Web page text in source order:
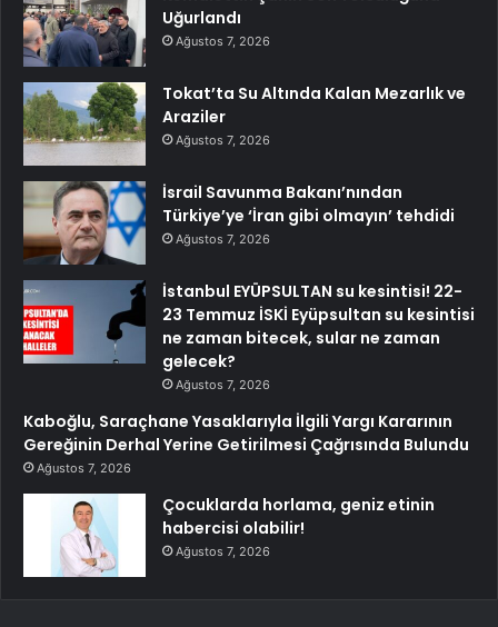
Uğurlandı
Ağustos 7, 2026
Tokat’ta Su Altında Kalan Mezarlık ve
Araziler
Ağustos 7, 2026
İsrail Savunma Bakanı’nından
Türkiye’ye ‘İran gibi olmayın’ tehdidi
Ağustos 7, 2026
İstanbul EYÜPSULTAN su kesintisi! 22-
23 Temmuz İSKİ Eyüpsultan su kesintisi
ne zaman bitecek, sular ne zaman
gelecek?
Ağustos 7, 2026
Kaboğlu, Saraçhane Yasaklarıyla İlgili Yargı Kararının
Gereğinin Derhal Yerine Getirilmesi Çağrısında Bulundu
Ağustos 7, 2026
Çocuklarda horlama, geniz etinin
habercisi olabilir!
Ağustos 7, 2026